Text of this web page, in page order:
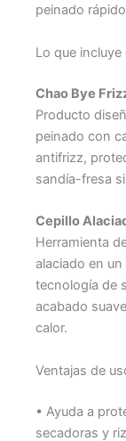
peinado
Lo que
Chao Bye
Producto
peinado con
antifrizz,
sandía-fresa
Cepillo
Herramienta
alaciado en
tecnología de
acabado
calor.
Ventajas de
• Ayuda a
secadoras y